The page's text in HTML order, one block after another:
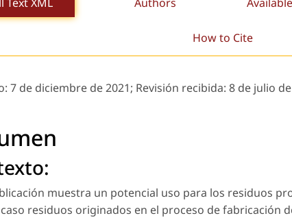
How to Cite
7 de diciembre de 2021; Revisión recibida: 8 de julio
muestra un potencial uso para los residuos
residuos originados en el proceso de fabricación